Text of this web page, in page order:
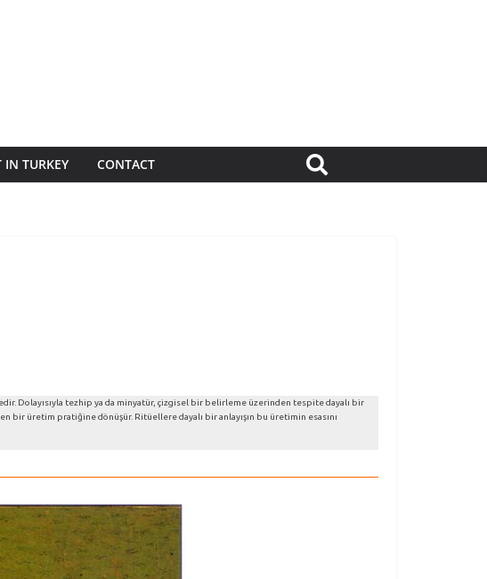
IN TURKEY CONTACT
Dolayısıyla tezhip ya da minyatür, çizgisel bir belirleme üzerinden tespite dayalı bir
bir üretim pratiğine dönüşür. Ritüellere dayalı bir anlayışın bu üretimin esasını